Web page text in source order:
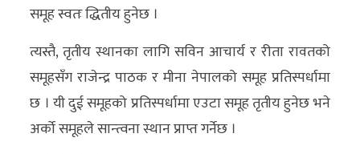
समूह स्वतः द्धितीय हुनेछ ।
त्यस्तै, तृतीय स्थानका लागि सविन आचार्य र रीता रावतको
समूहसँग राजेन्द्र पाठक र मीना नेपालको समूह प्रतिस्पर्धामा
छ । यी दुई समूहको प्रतिस्पर्धामा एउटा समूह तृतीय हुनेछ भने
अर्को समूहले सान्त्वना स्थान प्राप्त गर्नेछ ।